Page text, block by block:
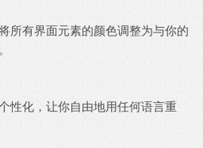
所有界面元素的颜色调整为与你的
性化，让你自由地用任何语言重